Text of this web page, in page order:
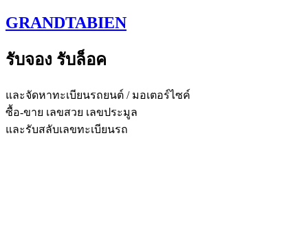
Skip
to
GRANDTABIEN
รับจอง รับล็อค
และจัดหาทะเบียนรถยนต์ / มอเตอร์ไซค์
ซื้อ-ขาย เลขสวย เลขประมูล
และรับสลับเลขทะเบียนรถ